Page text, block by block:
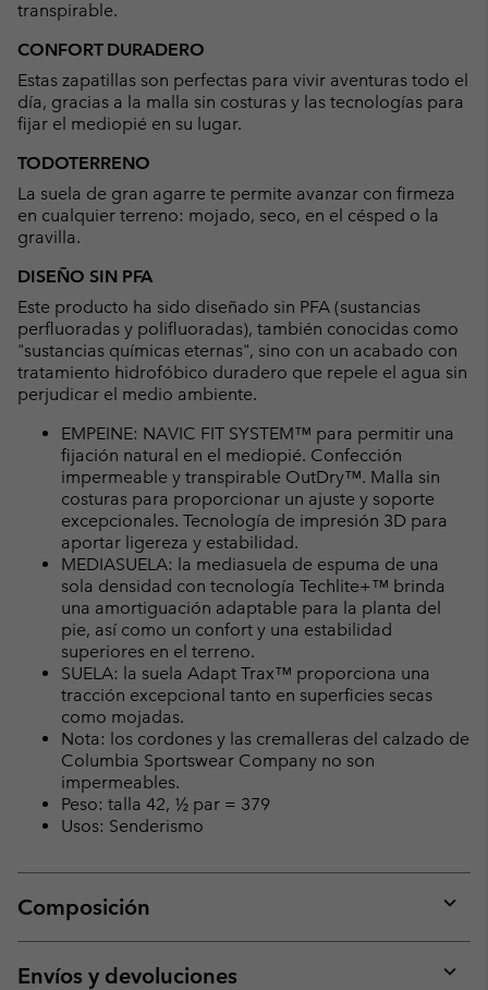
transpirable.
CONFORT DURADERO
Estas zapatillas son perfectas para vivir aventuras todo el
día, gracias a la malla sin costuras y las tecnologías para
fijar el mediopié en su lugar.
TODOTERRENO
La suela de gran agarre te permite avanzar con firmeza
en cualquier terreno: mojado, seco, en el césped o la
gravilla.
DISEÑO SIN PFA
Este producto ha sido diseñado sin PFA (sustancias
perfluoradas y polifluoradas), también conocidas como
"sustancias químicas eternas", sino con un acabado con
tratamiento hidrofóbico duradero que repele el agua sin
perjudicar el medio ambiente.
EMPEINE: NAVIC FIT SYSTEM™ para permitir una
fijación natural en el mediopié. Confección
impermeable y transpirable OutDry™. Malla sin
costuras para proporcionar un ajuste y soporte
excepcionales. Tecnología de impresión 3D para
aportar ligereza y estabilidad.
MEDIASUELA: la mediasuela de espuma de una
sola densidad con tecnología Techlite+™ brinda
una amortiguación adaptable para la planta del
pie, así como un confort y una estabilidad
superiores en el terreno.
SUELA: la suela Adapt Trax™ proporciona una
tracción excepcional tanto en superficies secas
como mojadas.
Nota: los cordones y las cremalleras del calzado de
Columbia Sportswear Company no son
impermeables.
Peso: talla 42, ½ par = 379
Usos: Senderismo
Composición
or
Envíos y devoluciones